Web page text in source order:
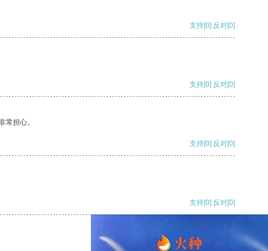
支持[0] 反对[0]
支持[0] 反对[0]
常担心。
支持[0] 反对[0]
支持[0] 反对[0]